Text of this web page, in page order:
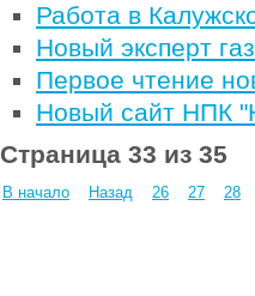
Работа в
Новый эксперт
Первое чтение
Новый сайт НПК
Страница 33 из 35
В начало Назад 26 27 28